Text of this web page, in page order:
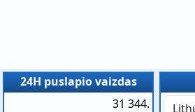
24H puslapio vaizdas
31 344.